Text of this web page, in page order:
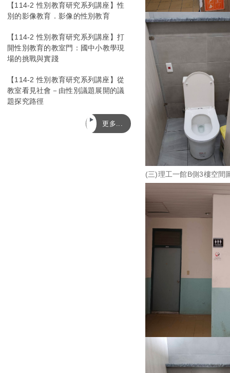
【114-2 性別教育研究系列講座】性
別的影像教育．影像的性別教育
【114-2 性別教育研究系列講座】打
開性別教育的教室門：國中小教學現
場的挑戰與實踐
【114-2 性別教育研究系列講座】從
教室看見社會－由性別議題展開的議
題探究路徑
更多...
(三)理工一館B側3樓空間